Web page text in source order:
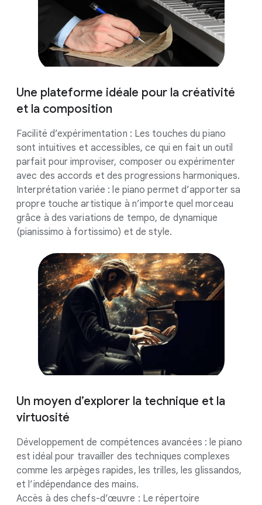
Une plateforme idéale pour la créativité
et la composition
Facilité d’expérimentation : Les touches du piano
sont intuitives et accessibles, ce qui en fait un outil
parfait pour improviser, composer ou expérimenter
avec des accords et des progressions harmoniques.
Interprétation variée : le piano permet d’apporter sa
propre touche artistique à n’importe quel morceau
grâce à des variations de tempo, de dynamique
(pianissimo à fortissimo) et de style.
Un moyen d’explorer la technique et la
virtuosité
Développement de compétences avancées : le piano
est idéal pour travailler des techniques complexes
comme les arpèges rapides, les trilles, les glissandos,
et l’indépendance des mains.
Accès à des chefs-d’œuvre : Le répertoire